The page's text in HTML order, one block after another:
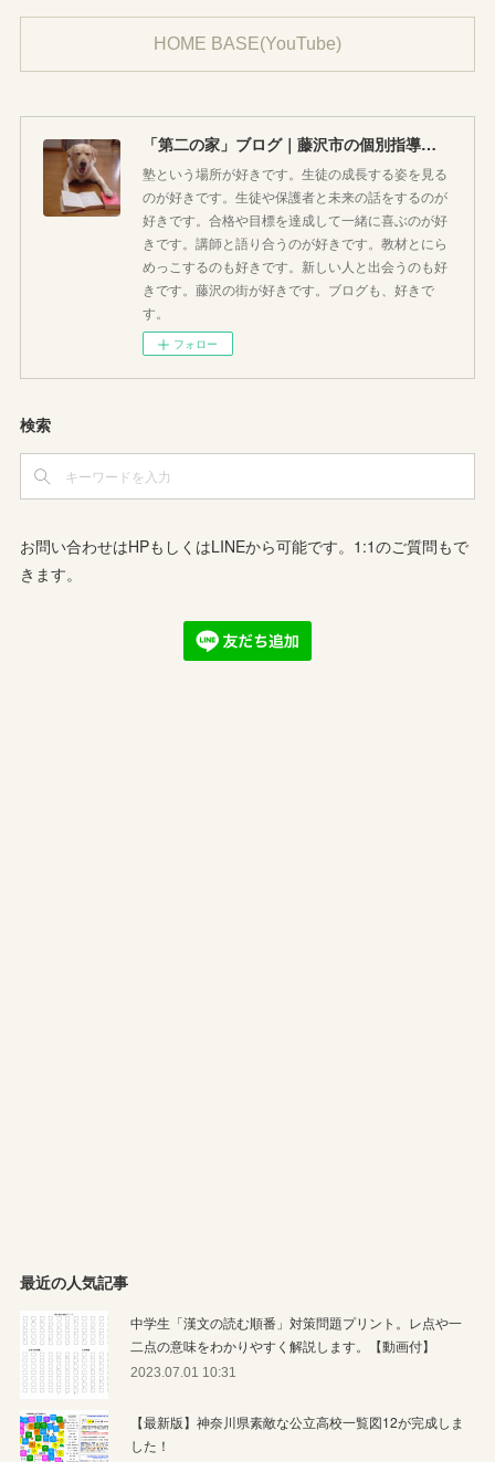
HOME BASE(YouTube)
「第二の家」ブログ｜藤沢市の個別指導塾のお話
塾という場所が好きです。生徒の成長する姿を見る
のが好きです。生徒や保護者と未来の話をするのが
好きです。合格や目標を達成して一緒に喜ぶのが好
きです。講師と語り合うのが好きです。教材とにら
めっこするのも好きです。新しい人と出会うのも好
きです。藤沢の街が好きです。ブログも、好きで
す。
フォロー
検索
お問い合わせはHPもしくはLINEから可能です。1:1のご質問もで
きます。
最近の人気記事
中学生「漢文の読む順番」対策問題プリント。レ点や一
二点の意味をわかりやすく解説します。【動画付】
2023.07.01 10:31
【最新版】神奈川県素敵な公立高校一覧図12が完成しま
した！